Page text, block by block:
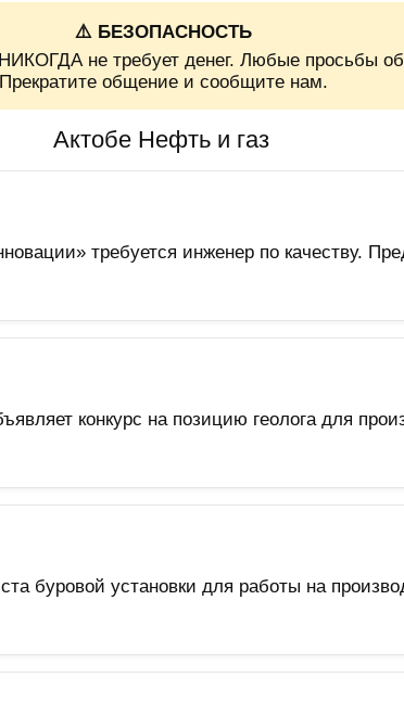
⚠️ БЕЗОПАСНОСТЬ
не требует денег. Любые просьбы
Прекратите общение и сообщите нам.
Актобе Нефть и газ
требуется инженер по качеству.
конкурс на позицию геолога для
буровой установки для работы на